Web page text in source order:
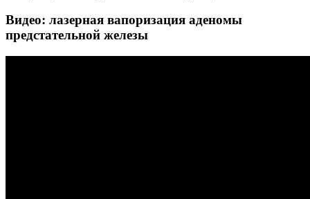
Видео: лазерная вапоризация аденомы
предстательной железы